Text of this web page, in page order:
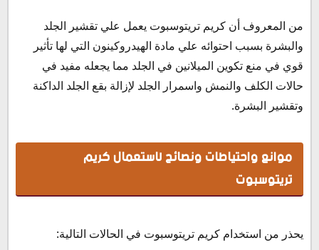
من المعروف أن كريم تريتوسبوت يعمل علي تقشير الجلد
والبشرة بسبب احتوائه علي مادة الهيدروكينون التي لها تأثير
قوي في منع تكوين الميلانين في الجلد مما يجعله مفيد في
حالات الكلف والنمش واسمرار الجلد لإزالة بقع الجلد الداكنة
وتقشير البشرة.
موانع واحتياطات ونصائح لاستعمال كريم
تريتوسبوت
يحذر من استخدام كريم تريتوسبوت في الحالات التالية: